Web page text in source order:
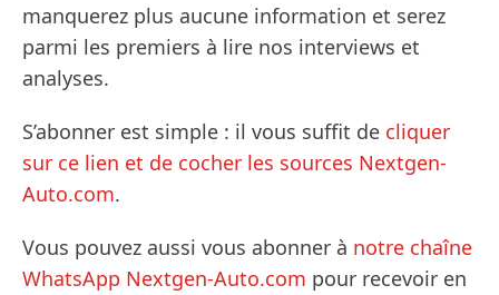
manquerez plus aucune information et serez
parmi les premiers à lire nos interviews et
analyses.
S’abonner est simple : il vous suffit de cliquer
sur ce lien et de cocher les sources Nextgen-
Auto.com.
Vous pouvez aussi vous abonner à notre chaîne
WhatsApp Nextgen-Auto.com pour recevoir en